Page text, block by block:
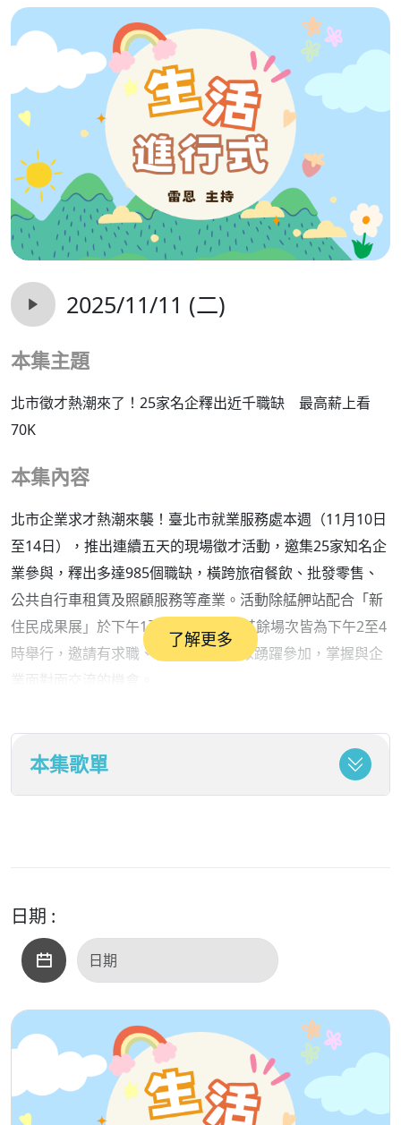
2025/11/11 (二)
本集主題
北市徵才熱潮來了！25家名企釋出近千職缺 最高薪上看
70K
本集內容
北市企業求才熱潮來襲！臺北市就業服務處本週（11月10日
至14日），推出連續五天的現場徵才活動，邀集25家知名企
業參與，釋出多達985個職缺，橫跨旅宿餐飲、批發零售、
公共自行車租賃及照顧服務等產業。活動除艋舺站配合「新
住民成果展」於下午1至3時登場外，其餘場次皆為下午2至4
時舉行，邀請有求職、轉職需求的民眾踴躍參加，掌握與企
本週徵才廠商中，包括全聯、三商家購(美廉社)、家樂
福、統一超商、全家便利商店、棉花田等通路業者，開出
385個職缺，職務涵蓋儲備幹部、收銀／生鮮／營運專員、
新加坡知名品牌傲勝（OSIM）釋出外勤維修技術與運
輸人員職缺，高薪60,000元（另有獎金），銷售人員則
70,000元以上，企業福利佳、薪資具競爭力，是具服務熱忱
餐飲旅宿業成為本週徵才亮點！新品牌「雞湯大叔」釋
出內外場正、兼職職缺，正職薪資上看45,000元，兼職時薪
最高可達250元。燒烤名店「逐鹿餐飲」同樣祭出高薪搶
了解更多
本集歌單
日期 :